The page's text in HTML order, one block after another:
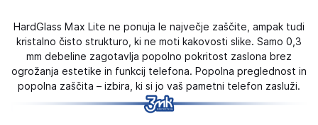
HardGlass Max Lite ne ponuja le največje zaščite, ampak tudi
kristalno čisto strukturo, ki ne moti kakovosti slike. Samo 0,3
mm debeline zagotavlja popolno pokritost zaslona brez
ogrožanja estetike in funkcij telefona. Popolna preglednost in
popolna zaščita – izbira, ki si jo vaš pametni telefon zasluži.